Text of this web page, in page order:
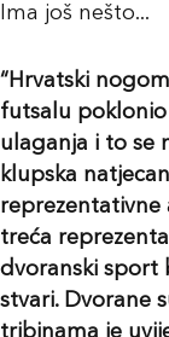
Ima još nešto...
“Hrvatski
futsalu poklonio
ulaganja i to se
klupska
reprezentativne
treća
dvoranski sport
stvari. Dvorane